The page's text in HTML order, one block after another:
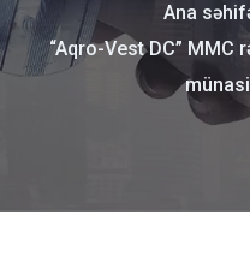
Ana
“Aqro-Vest DC” MMC